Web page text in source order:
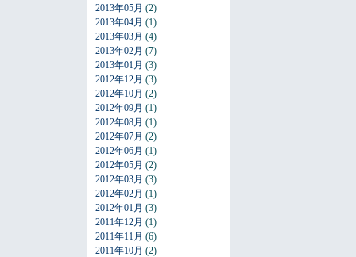
2013年05月 (2)
2013年04月 (1)
2013年03月 (4)
2013年02月 (7)
2013年01月 (3)
2012年12月 (3)
2012年10月 (2)
2012年09月 (1)
2012年08月 (1)
2012年07月 (2)
2012年06月 (1)
2012年05月 (2)
2012年03月 (3)
2012年02月 (1)
2012年01月 (3)
2011年12月 (1)
2011年11月 (6)
2011年10月 (2)